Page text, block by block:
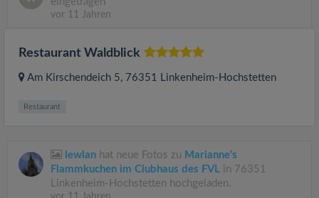
vor 11 Jahren
Restaurant Waldblick
Am Kirschendeich 5, 76351 Linkenheim-Hochstetten
Restaurant
lewlan hat neue Fotos zu Marianne's
Flammkuchen im Clubhaus des FVL in 76351
Linkenheim-Hochstetten hochgeladen.